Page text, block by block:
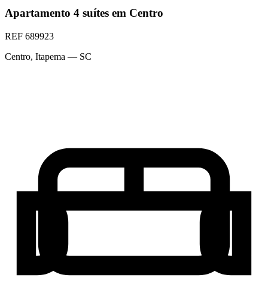
Apartamento 4 suítes em Centro
REF 689923
Centro, Itapema — SC